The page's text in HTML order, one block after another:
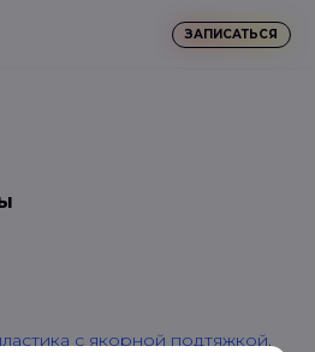
ЗАПИСАТЬСЯ
с якорной подтяжкой,